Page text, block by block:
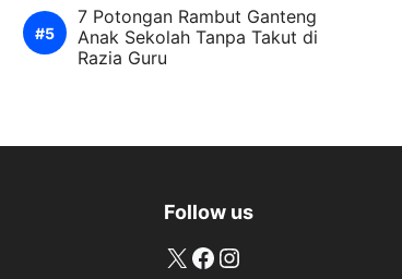
7 Potongan Rambut Ganteng
Anak Sekolah Tanpa Takut di
Razia Guru
Follow us
X Facebook
Instagram